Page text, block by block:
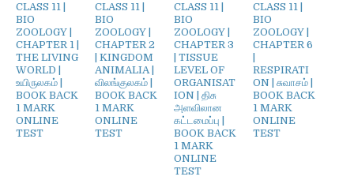
CLASS 11 |
BIO
ZOOLOGY |
CHAPTER 1 |
THE LIVING
WORLD |
உயிருலகம் |
BOOK BACK
1 MARK
ONLINE
TEST
CLASS 11 |
BIO
ZOOLOGY |
CHAPTER 2
| KINGDOM
ANIMALIA |
விலங்குலகம் |
BOOK BACK
1 MARK
ONLINE
TEST
CLASS 11 |
BIO
ZOOLOGY |
CHAPTER 3
| TISSUE
LEVEL OF
ORGANISAT
ION | திசு
அளவிலான
கட்டமைப்பு |
BOOK BACK
1 MARK
ONLINE
TEST
CLASS 11 |
BIO
ZOOLOGY |
CHAPTER 6
RESPIRATI
ON | சுவாசம் |
BOOK BACK
1 MARK
ONLINE
TEST